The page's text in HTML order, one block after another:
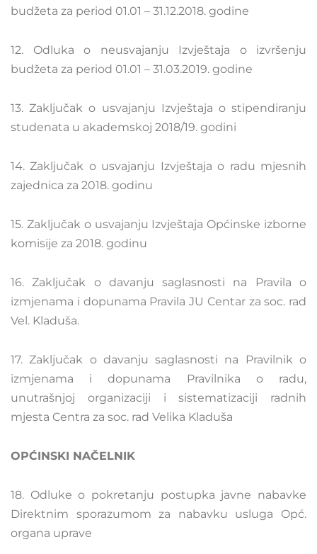
budžeta za period 01.01 – 31.12.2018. godine
12. Odluka o neusvajanju Izvještaja o izvršenju
budžeta za period 01.01 – 31.03.2019. godine
13. Zaključak o usvajanju Izvještaja o stipendiranju
studenata u akademskoj 2018/19. godini
14. Zaključak o usvajanju Izvještaja o radu mjesnih
zajednica za 2018. godinu
15. Zaključak o usvajanju Izvještaja Općinske izborne
komisije za 2018. godinu
16. Zaključak o davanju saglasnosti na Pravila o
izmjenama i dopunama Pravila JU Centar za soc. rad
Vel. Kladuša.
17. Zaključak o davanju saglasnosti na Pravilnik o
izmjenama i dopunama Pravilnika o radu,
unutrašnjoj organizaciji i sistematizaciji radnih
mjesta Centra za soc. rad Velika Kladuša
OPĆINSKI NAČELNIK
18. Odluke o pokretanju postupka javne nabavke
Direktnim sporazumom za nabavku usluga Opć.
organa uprave